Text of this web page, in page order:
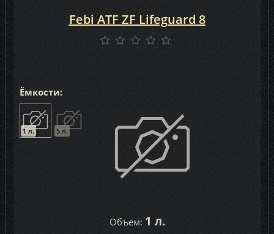
Ёмкости:
1 л. 5 л.
Объем: 1 л.
Febi ATF ZF Lifeguard 8